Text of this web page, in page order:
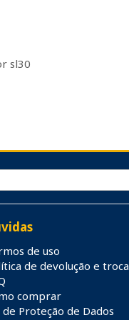
sl30
de uso
de devolução e troca
comprar
de Proteção de Dados